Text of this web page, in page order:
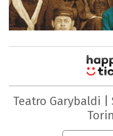
Teatro Garybaldi